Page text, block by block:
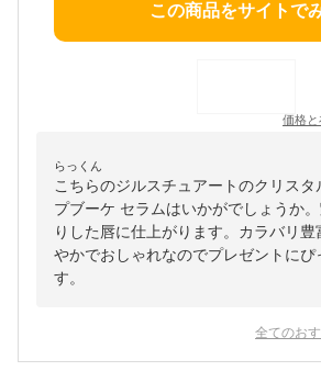
この商品をサイトで
価格と
らっくん
こちらのジルスチュアートのクリスタ
プブーケ セラムはいかがでしょうか
りした唇に仕上がります。カラバリ
やかでおしゃれなのでプレゼントにぴ
す。
全てのお